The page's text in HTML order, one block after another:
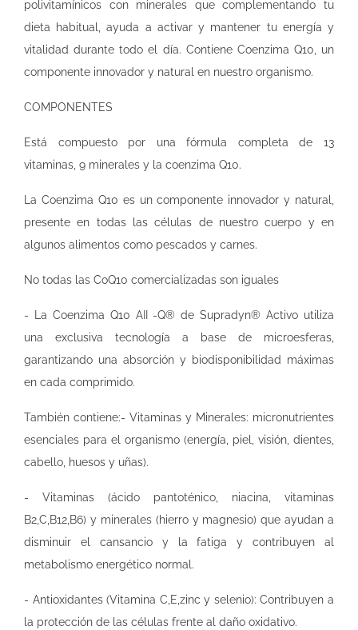
polivitamínicos con minerales que complementando tu
dieta habitual, ayuda a activar y mantener tu energía y
vitalidad durante todo el día. Contiene Coenzima Q10, un
componente innovador y natural en nuestro organismo.
COMPONENTES
Está compuesto por una fórmula completa de 13
vitaminas, 9 minerales y la coenzima Q10.
La Coenzima Q10 es un componente innovador y natural,
presente en todas las células de nuestro cuerpo y en
algunos alimentos como pescados y carnes.
No todas las CoQ10 comercializadas son iguales
- La Coenzima Q10 AII -Q® de Supradyn® Activo utiliza
una exclusiva tecnología a base de microesferas,
garantizando una absorción y biodisponibilidad máximas
en cada comprimido.
También contiene:- Vitaminas y Minerales: micronutrientes
esenciales para el organismo (energía, piel, visión, dientes,
cabello, huesos y uñas).
- Vitaminas (ácido pantoténico, niacina, vitaminas
B2,C,B12,B6) y minerales (hierro y magnesio) que ayudan a
disminuir el cansancio y la fatiga y contribuyen al
metabolismo energético normal.
- Antioxidantes (Vitamina C,E,zinc y selenio): Contribuyen a
la protección de las células frente al daño oxidativo.